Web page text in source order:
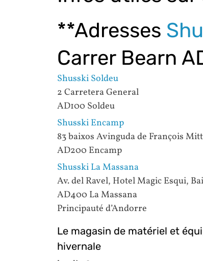
**Adresses
Carrer Bearn
Shusski Soldeu
2 Carretera General
AD100 Soldeu
Shusski Encamp
83 baixos Avinguda de François
AD200 Encamp
Shusski La Massana
Av. del Ravel, Hotel Magic Esqui,
AD400 La Massana
Principauté d’Andorre
Le magasin de matériel et
hivernale